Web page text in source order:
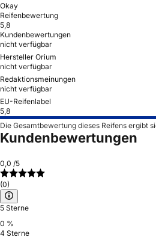
Okay
Reifenbewertung
5,8
Kundenbewertungen
nicht verfügbar
Hersteller Orium
nicht verfügbar
Redaktionsmeinungen
nicht verfügbar
EU-Reifenlabel
5,8
Die Gesamtbewertung dieses Reifens ergibt
Kundenbewertungen
0,0 /5
(0)
5 Sterne
0 %
4 Sterne